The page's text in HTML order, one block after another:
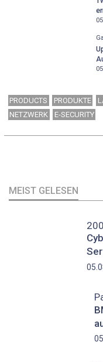
PRODUCTS PRODUKTE
NETZWERK
E-SECURITY
MEIST GELESEN